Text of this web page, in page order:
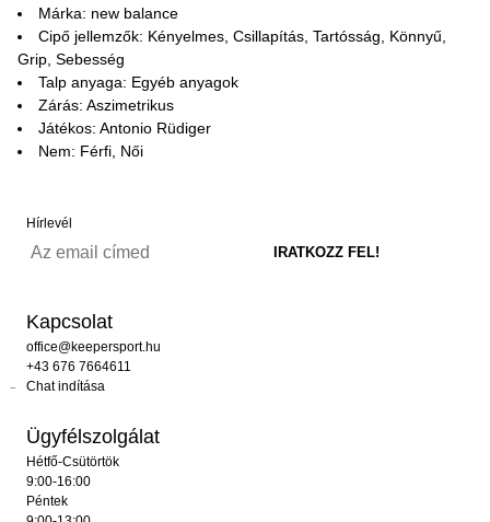
Márka: new balance
Cipő jellemzők: Kényelmes, Csillapítás, Tartósság, Könnyű,
Grip, Sebesség
Talp anyaga: Egyéb anyagok
Zárás: Aszimetrikus
Játékos: Antonio Rüdiger
Nem: Férfi, Női
Hírlevél
Kapcsolat
office@keepersport.hu
+43 676 7664611
Chat indítása
Ügyfélszolgálat
Hétfő-Csütörtök
9:00-16:00
Péntek